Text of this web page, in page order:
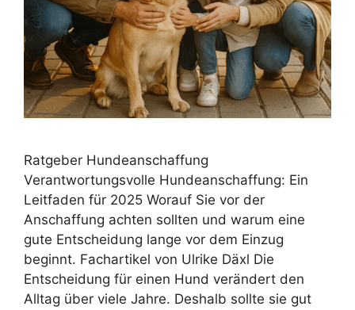
Ratgeber Hundeanschaffung
Verantwortungsvolle Hundeanschaffung: Ein
Leitfaden für 2025 Worauf Sie vor der
Anschaffung achten sollten und warum eine
gute Entscheidung lange vor dem Einzug
beginnt. Fachartikel von Ulrike Däxl Die
Entscheidung für einen Hund verändert den
Alltag über viele Jahre. Deshalb sollte sie gut